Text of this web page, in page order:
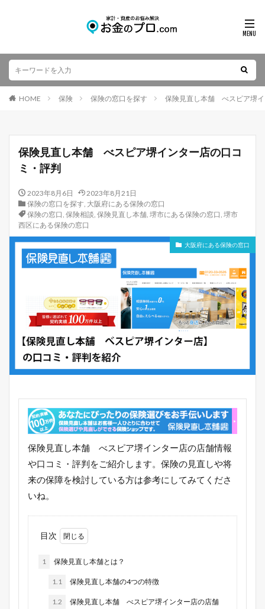
HOME 保険 保険の窓口を探す 保険見直し本舗 べスピア堺
保険見直し本舗 べスピア堺インター店の口コ
ミ・評判
2023年8月6日
2023年8月21日
保険の窓口を探す, 大阪府にある保険の窓口
保険の窓口, 保険相談, 保険見直し本舗, 堺市にある保険の窓口, 堺市
西区にある保険の窓口
大阪府にある保険の窓口
保険見直し本舗 べスピア堺インター店の店舗情報
や口コミ・評判をご紹介します。保険の見直しや将
来の保障を検討している方は参考にしてみてくださ
いね。
目次
1 保険見直し本舗とは？
1.1 保険見直し本舗の4つの特徴
1.2
保険見直し本舗 べスピア堺インター店の店舗